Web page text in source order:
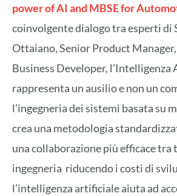
power of AI and MBSE for
coinvolgente dialogo tra esperti di
Ottaiano, Senior Product
Business Developer, l’Intelligenza
rappresenta un ausilio e non un
l’ingegneria dei sistemi basata su
crea una metodologia
una collaborazione più efficace tra
ingegneria riducendo i costi di
l’intelligenza artificiale aiuta ad